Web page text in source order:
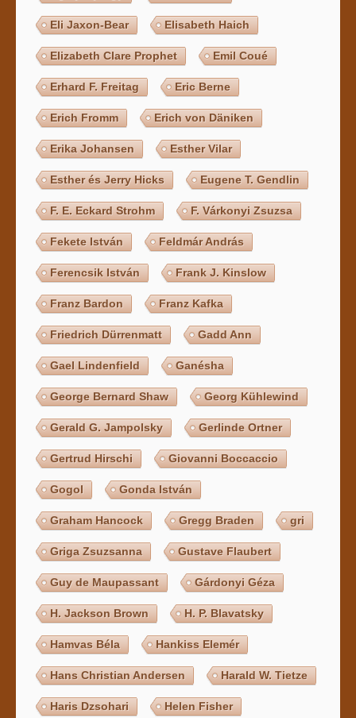
Eli Jaxon-Bear Elisabeth Haich
Elizabeth Clare Prophet Emil Coué
Erhard F. Freitag Eric Berne
Erich Fromm Erich von Däniken
Erika Johansen Esther Vilar
Esther és Jerry Hicks Eugene T. Gendlin
F. E. Eckard Strohm F. Várkonyi Zsuzsa
Fekete István Feldmár András
Ferencsik István Frank J. Kinslow
Franz Bardon Franz Kafka
Friedrich Dürrenmatt Gadd Ann
Gael Lindenfield Ganésha
George Bernard Shaw Georg Kühlewind
Gerald G. Jampolsky Gerlinde Ortner
Gertrud Hirschi Giovanni Boccaccio
Gogol Gonda István
Graham Hancock Gregg Braden gri
Griga Zsuzsanna Gustave Flaubert
Guy de Maupassant Gárdonyi Géza
H. Jackson Brown H. P. Blavatsky
Hamvas Béla Hankiss Elemér
Hans Christian Andersen Harald W. Tietze
Haris Dzsohari Helen Fisher